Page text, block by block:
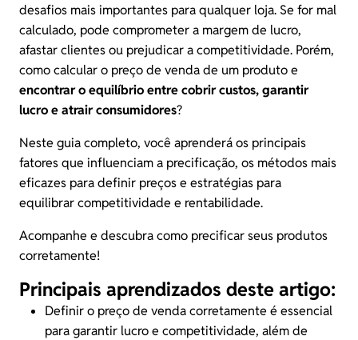
desafios mais importantes para qualquer loja. Se for mal
calculado, pode comprometer a margem de lucro,
afastar clientes ou prejudicar a competitividade. Porém,
como calcular o preço de venda de um produto e
encontrar o equilíbrio entre cobrir custos, garantir
lucro e atrair consumidores?
Neste guia completo, você aprenderá os principais
fatores que influenciam a precificação, os métodos mais
eficazes para definir preços e estratégias para
equilibrar competitividade e rentabilidade.
Acompanhe e descubra como precificar seus produtos
corretamente!
Principais aprendizados deste artigo:
Definir o preço de venda corretamente é essencial
paragarantir lucroe competitividade, além de